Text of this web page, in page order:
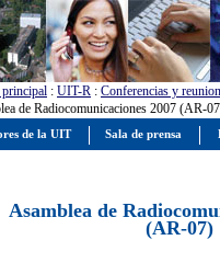
principal : UIT-R : Conferencias y
de Radiocomunicaciones 2007 (AR-
Asamblea de
(AR-07)
de la UIT Sala de prensa